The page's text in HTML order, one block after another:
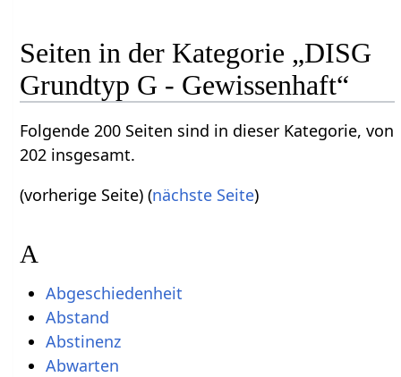
Seiten in der Kategorie „DISG
Grundtyp G - Gewissenhaft“
Folgende 200 Seiten sind in dieser Kategorie, von
202 insgesamt.
(vorherige Seite) (nächste Seite)
A
Abgeschiedenheit
Abstand
Abstinenz
Abwarten